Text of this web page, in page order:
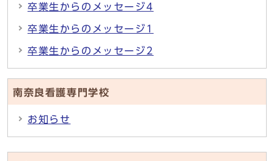
卒業生からのメッセージ4
卒業生からのメッセージ1
卒業生からのメッセージ2
南奈良看護専門学校
お知らせ